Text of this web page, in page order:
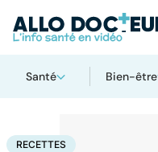
Santé Bien-être
AccueilSantéRecettes
RECETTES